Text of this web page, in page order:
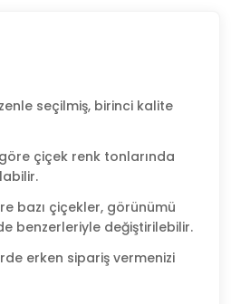
seçilmiş, birinci kalite
çiçek renk tonlarında
bazı çiçekler, görünümü
benzerleriyle değiştirilebilir.
erken sipariş vermenizi